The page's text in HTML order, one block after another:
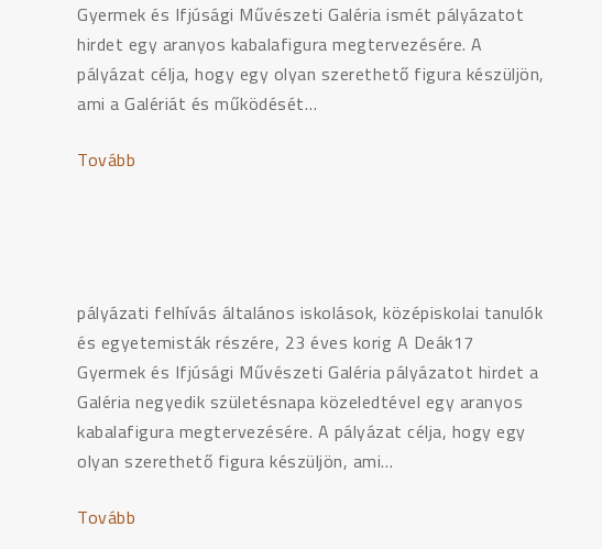
Gyermek és Ifjúsági Művészeti Galéria ismét pályázatot
hirdet egy aranyos kabalafigura megtervezésére. A
pályázat célja, hogy egy olyan szerethető figura készüljön,
ami a Galériát és működését…
Tovább
DEÁK17
GALÉRIA
KABALAFIGURÁJÁT!
–
II."
pályázati felhívás általános iskolások, középiskolai tanulók
és egyetemisták részére, 23 éves korig A Deák17
Gyermek és Ifjúsági Művészeti Galéria pályázatot hirdet a
Galéria negyedik születésnapa közeledtével egy aranyos
kabalafigura megtervezésére. A pályázat célja, hogy egy
olyan szerethető figura készüljön, ami…
Tovább